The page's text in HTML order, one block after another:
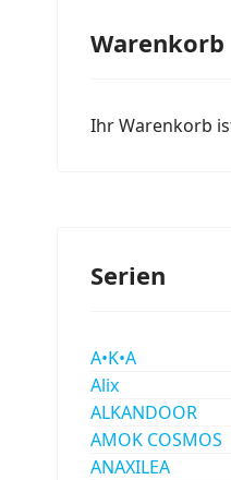
Warenkorb
Ihr Warenkorb
Serien
A•K•A
Alix
ALKANDOOR
AMOK COSMOS
ANAXILEA